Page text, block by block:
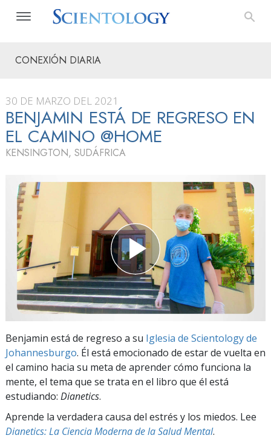
CONEXIÓN DIARIA
30 DE MARZO DEL 2021
BENJAMIN ESTÁ DE REGRESO EN
EL CAMINO @HOME
KENSINGTON, SUDÁFRICA
Benjamin está de regreso a su Iglesia de Scientology de
Johannesburgo. Él está emocionado de estar de vuelta en
el camino hacia su meta de aprender cómo funciona la
mente, el tema que se trata en el libro que él está
estudiando: Dianetics.
Aprende la verdadera causa del estrés y los miedos. Lee
Dianetics: La Ciencia Moderna de la Salud Mental.